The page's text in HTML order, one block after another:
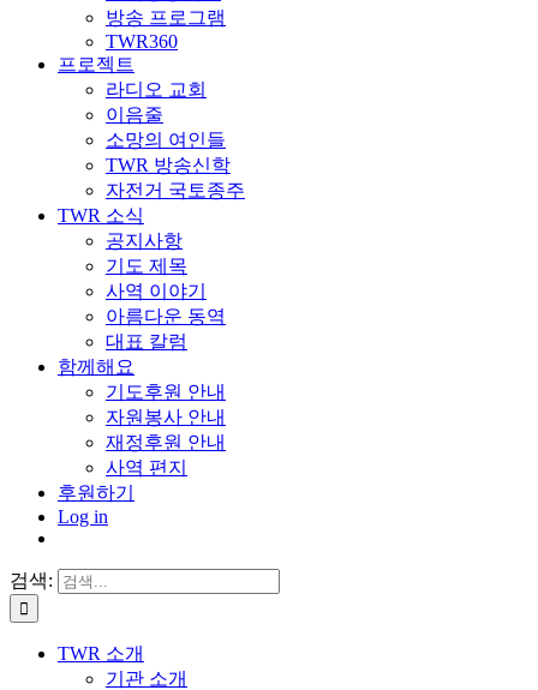
방송 프로그램
TWR360
프로젝트
라디오 교회
이음줄
소망의 여인들
TWR 방송신학
자전거 국토종주
TWR 소식
공지사항
기도 제목
사역 이야기
아름다운 동역
대표 칼럼
함께해요
기도후원 안내
자원봉사 안내
재정후원 안내
사역 편지
후원하기
Log in
검색:
TWR 소개
기관 소개